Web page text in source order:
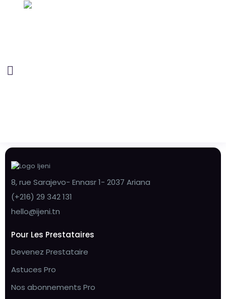
8, rue Sarajevo- Ennasr 1- 2037 Ariana
(+216) 29 342 131
hello@ijeni.tn
Pour Les Prestataires
Devenez Prestataire
Astuces Pro
Nos abonnements Pro